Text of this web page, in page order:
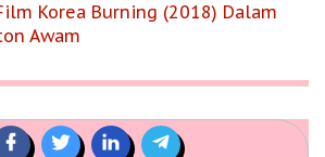
Korea Burning (2018) Dalam
Awam